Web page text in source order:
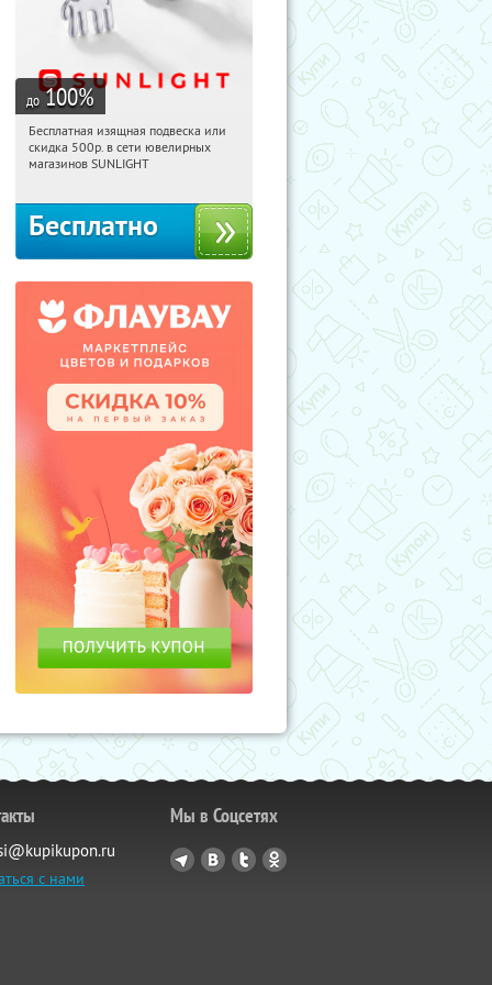
до 100%
10:07:38 Получили:
Россия
Бесплатная изящная подвеска или
скидка 500р. в сети ювелирных
магазинов SUNLIGHT
Бесплатно
с нами
Мы в Соцсетях